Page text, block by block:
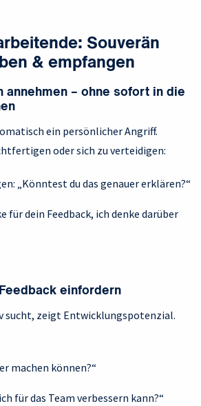
Souverän
& empfangen
annehmen – ohne sofort in die
ein persönlicher Angriff.
oder sich zu verteidigen:
„Könntest du das genauer erklären?“
für dein Feedback, ich denke darüber
einfordern
sucht, zeigt Entwicklungspotenzial.
machen können?“
für das Team verbessern kann?“